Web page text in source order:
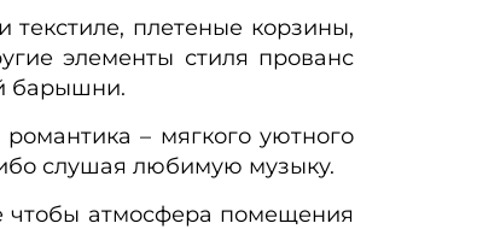
плетеные корзины,
элементы стиля прованс
барышни.
– мягкого уютного
слушая любимую музыку.
чтобы атмосфера помещения